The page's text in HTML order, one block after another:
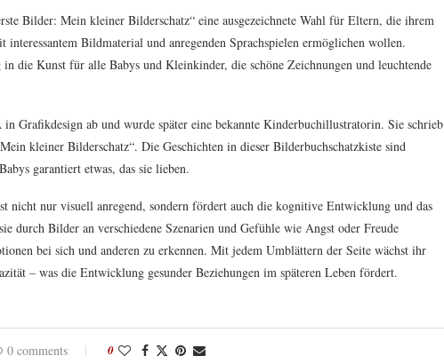
Bilder: Mein kleiner Bilderschatz“ eine ausgezeichnete Wahl für Eltern, die ihrem
Bildmaterial und anregenden Sprachspielen ermöglichen wollen.
die Kunst für alle Babys und Kleinkinder, die schöne Zeichnungen und leuchtende
Grafikdesign ab und wurde später eine bekannte Kinderbuchillustratorin. Sie schrieb
kleiner Bilderschatz“. Die Geschichten in dieser Bilderbuchschatzkiste sind
garantiert etwas, das sie lieben.
nicht nur visuell anregend, sondern fördert auch die kognitive Entwicklung und das
durch Bilder an verschiedene Szenarien und Gefühle wie Angst oder Freude
bei sich und anderen zu erkennen. Mit jedem Umblättern der Seite wächst ihr
– was die Entwicklung gesunder Beziehungen im späteren Leben fördert.
0 comments 0